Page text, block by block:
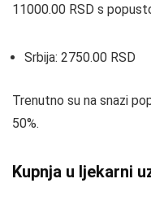
11000.00 RSD s
Srbija: 2750.00 RSD
Trenutno su na snazi
50%.
Kupnja u ljekarni